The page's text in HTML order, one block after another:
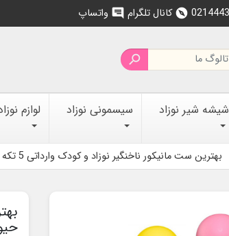
explore کانال تلگرام chat واتساپ

شیشه شیر نوزاد سیسمونی نوزاد لوازم
بهترین ست مانیکور ناخنگیر نوزاد و کودک وارداتی 5 تکه کارتونی حیوانات مارک اویت